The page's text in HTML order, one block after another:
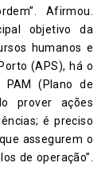
Afirmou.
objetivo da
humanos e
(APS), há o
PAM (Plano de
prover ações
é preciso
assegurem o
de operação”.